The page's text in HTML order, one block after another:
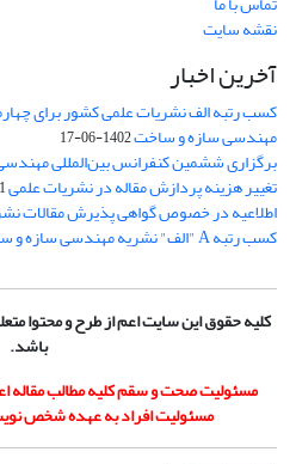
نقشه سایت
آخرین اخبار
کسب رتبه الف نشریات علمی کشور برای
مهندسی سازه و ساخت1402-06-17
برگزاری ششمین کنفرانس بین‌المللی
تغییر هزینه پردازش مقاله در نشریات علمی
اطلاعیه در خصوص گواهی پذیرش مقالات
کسب رتبه A "الف" نشریه مهندسی سازه و ساخت
کلیه حقوق این سایت اعم از طرح و محتوا
باشد.
مسئولیت صحت و سقم کلیه مطالب مقاله
مسئولیت افراد به عهده شخص